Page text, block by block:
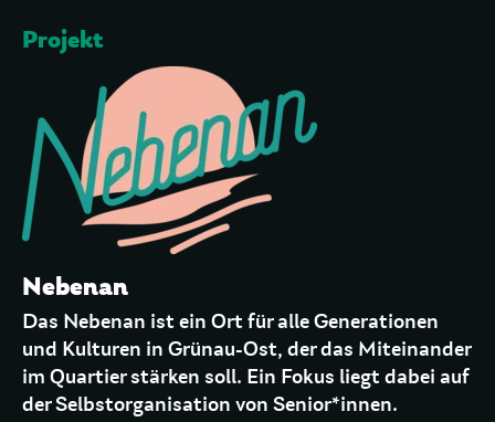
Projekt
Nebenan
Das Nebenan ist ein Ort für alle Generationen
und Kulturen in Grünau-Ost, der das Miteinander
im Quartier stärken soll. Ein Fokus liegt dabei auf
der Selbstorganisation von Senior*innen.